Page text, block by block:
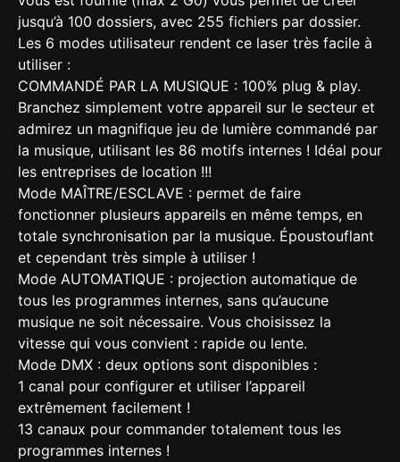
jusqu’à 100 dossiers, avec 255 fichiers par dossier.
Les 6 modes utilisateur rendent ce laser très facile à
utiliser :
COMMANDÉ PAR LA MUSIQUE : 100% plug & play.
Branchez simplement votre appareil sur le secteur et
admirez un magnifique jeu de lumière commandé par
la musique, utilisant les 86 motifs internes ! Idéal pour
les entreprises de location !!!
Mode MAÎTRE/ESCLAVE : permet de faire
fonctionner plusieurs appareils en même temps, en
totale synchronisation par la musique. Époustouflant
et cependant très simple à utiliser !
Mode AUTOMATIQUE : projection automatique de
tous les programmes internes, sans qu’aucune
musique ne soit nécessaire. Vous choisissez la
vitesse qui vous convient : rapide ou lente.
Mode DMX : deux options sont disponibles :
1 canal pour configurer et utiliser l’appareil
extrêmement facilement !
13 canaux pour commander totalement tous les
programmes internes !